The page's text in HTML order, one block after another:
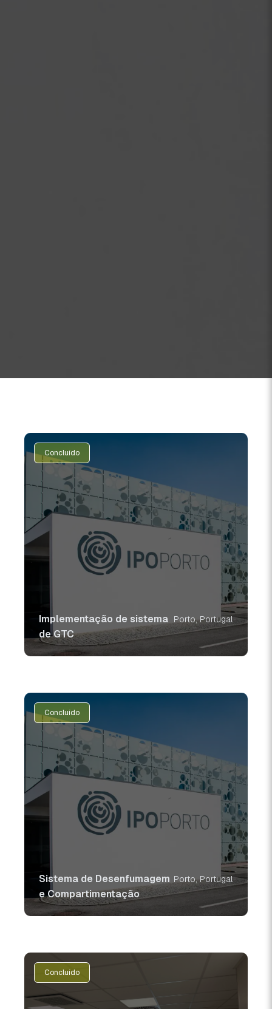
Concluído
Implementação de sistema
de GTC
Porto, Portugal
Concluído
Sistema de Desenfumagem
e Compartimentação
Porto, Portugal
Concluído